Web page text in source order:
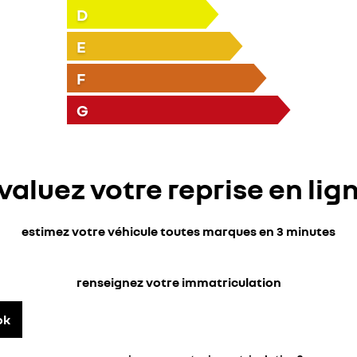
D
E
F
G
votre reprise en
estimez votre véhicule toutes marques en 3 minutes
renseignez votre immatriculation